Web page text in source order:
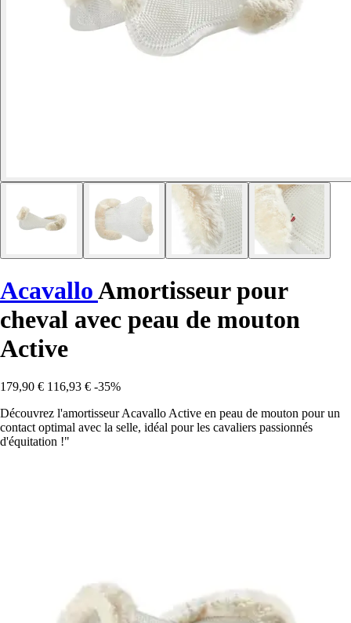
AcavalloAmortisseur pour
cheval avec peau de mouton
Active
179,90 € 116,93 € -35%
Découvrez l'amortisseur Acavallo Active en peau de mouton pour un
contact optimal avec la selle, idéal pour les cavaliers passionnés
d'équitation !"